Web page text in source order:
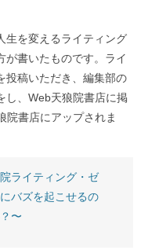
生を変えるライティング
が書いたものです。ライ
投稿いただき、編集部の
し、Web天狼院書店に掲
院書店にアップされま
ライティング・ゼ
バズを起こせるの
〜